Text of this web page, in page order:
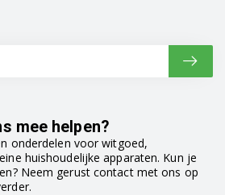
mee helpen?
onderdelen voor witgoed,
huishoudelijke apparaten. Kun je
Neem gerust contact met ons op